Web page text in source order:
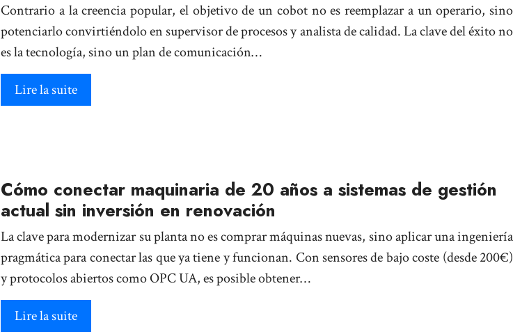
Contrario a la creencia popular, el objetivo de un cobot no es reemplazar a un operario, sino
potenciarlo convirtiéndolo en supervisor de procesos y analista de calidad. La clave del éxito no
es la tecnología, sino un plan de comunicación…
Lire la suite
Cómo conectar maquinaria de 20 años a sistemas de gestión
actual sin inversión en renovación
La clave para modernizar su planta no es comprar máquinas nuevas, sino aplicar una ingeniería
pragmática para conectar las que ya tiene y funcionan. Con sensores de bajo coste (desde 200€)
y protocolos abiertos como OPC UA, es posible obtener…
Lire la suite